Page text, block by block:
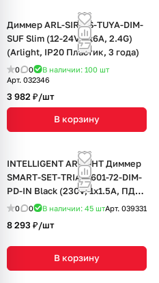
Диммер ARL-SIRIUS-TUYA-DIM-
SUF Slim (12-24V, 1x6A, 2.4G)
(Arlight, IP20 Пластик, 3 года)
0 0 В наличии: 100 шт
Арт. 032346
3 982 ₽/шт
В корзину
INTELLIGENT ARLIGHT Диммер
SMART-SET-TRIAC-601-72-DIM-
PD-IN Black (230V, 1x1.5A, ПДУ
LINE, TY, 2.4G) (IARL, IP20
0 0 В наличии: 45 штАрт. 039331
8 293 ₽/шт
В корзину